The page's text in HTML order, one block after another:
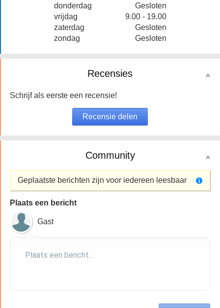
donderdag
Gesloten
vrijdag
9.00 - 19.00
zaterdag
Gesloten
zondag
Gesloten
Recensies
Schrijf als eerste een recensie!
Community
Geplaatste berichten zijn voor iedereen leesbaar
Plaats een bericht
Gast